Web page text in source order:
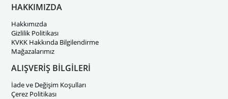
HAKKIMIZDA
Hakkımızda
Gizlilik Politikası
KVKK Hakkında Bilgilendirme
Mağazalarımız
ALIŞVERİŞ BİLGİLERİ
İade ve Değişim Koşulları
Çerez Politikası